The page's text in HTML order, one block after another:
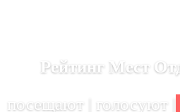
Рейтинг Мест
посещают | голосуют |